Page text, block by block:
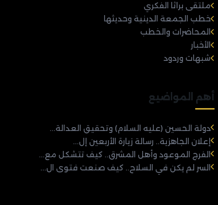
ملتقى براثا الفكري
خطب الجمعة الدينية وحديثها
المحاضرات والخطب
الأخبار
شبهات وردود
أهم المواضيع
دولة الحسين (عليه السلام) وتحقيق العدالة...
إعلان الجاهزية.. رسالة زيارة الأربعين إل...
الفرج الموعود وأهل المشرق.. كيف تتشكل مع...
السر لم يكن في السلاح.. كيف صنعت فتوى ال...